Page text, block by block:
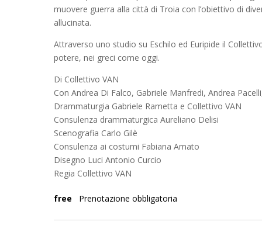
muovere guerra alla città di Troia con l’obiettivo di
allucinata.
Attraverso uno studio su Eschilo ed Euripide il
potere, nei greci come oggi.
Di Collettivo VAN
Con Andrea Di Falco, Gabriele Manfredi, Andrea
Drammaturgia Gabriele Rametta e Collettivo VAN
Consulenza drammaturgica Aureliano Delisi
Scenografia Carlo Gilè
Consulenza ai costumi Fabiana Amato
Disegno Luci Antonio Curcio
Regia Collettivo VAN
free Prenotazione obbligatoria